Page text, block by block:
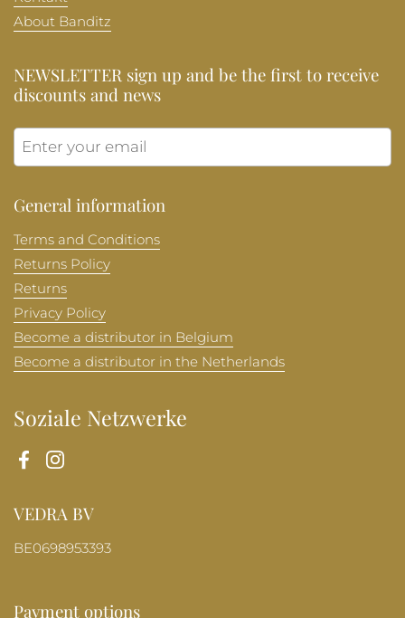
About Banditz
NEWSLETTER sign up and be the first to receive
discounts and news
General information
Terms and Conditions
Returns Policy
Returns
Privacy Policy
Become a distributor in Belgium
Become a distributor in the Netherlands
Soziale Netzwerke
FacebookInstagram
VEDRA BV
BE0698953393
Payment options